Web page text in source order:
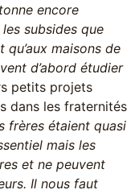
encore
subsides que
maisons de
d’abord étudier
petits projets
dans les fraternités
frères étaient quasi
mais les
et ne peuvent
Il nous faut